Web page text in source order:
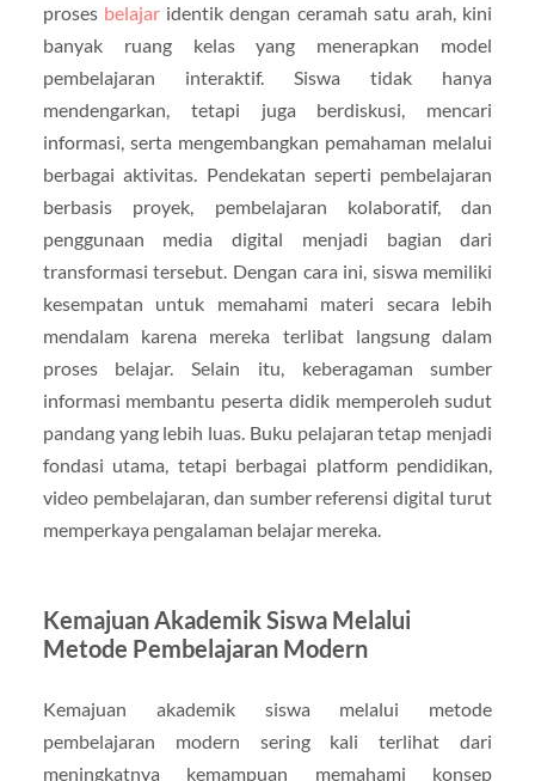
proses belajar identik dengan ceramah satu arah, kini
banyak ruang kelas yang menerapkan model
pembelajaran interaktif. Siswa tidak hanya
mendengarkan, tetapi juga berdiskusi, mencari
informasi, serta mengembangkan pemahaman melalui
berbagai aktivitas. Pendekatan seperti pembelajaran
berbasis proyek, pembelajaran kolaboratif, dan
penggunaan media digital menjadi bagian dari
transformasi tersebut. Dengan cara ini, siswa memiliki
kesempatan untuk memahami materi secara lebih
mendalam karena mereka terlibat langsung dalam
proses belajar. Selain itu, keberagaman sumber
informasi membantu peserta didik memperoleh sudut
pandang yang lebih luas. Buku pelajaran tetap menjadi
fondasi utama, tetapi berbagai platform pendidikan,
video pembelajaran, dan sumber referensi digital turut
memperkaya pengalaman belajar mereka.
Kemajuan Akademik Siswa Melalui
Metode Pembelajaran Modern
Kemajuan akademik siswa melalui metode
pembelajaran modern sering kali terlihat dari
meningkatnya kemampuan memahami konsep